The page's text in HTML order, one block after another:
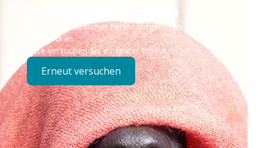
Technisches Problem
Es ist ein technischer Fehler aufgetreten – wir sind
bereits dran.
Bitte versuchen Sie es später erneut.
Erneut versuchen